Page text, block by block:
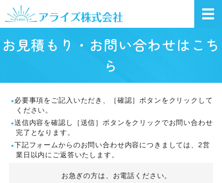
長野県松本市の
ホーム
会社概要
お問い合わせ
お見積もり・お問い合わせはこち
ら
必要事項をご記入いただき、［確認］ボタンをクリックして
ください。
送信内容を確認し［送信］ボタンをクリックでお問い合わせ
完了となります。
下記フォームからのお問い合わせ内容につきましては、2営
業日以内にご返答いたします。
お急ぎの方は、お電話ください。